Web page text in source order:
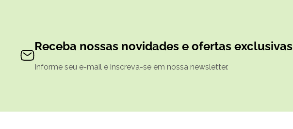
Receba nossas novidades e ofertas
Informe seu e-mail e inscreva-se em nossa newsletter.